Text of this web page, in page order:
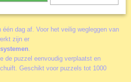
deksel met de afbeelding als voorbeeld
dag af. Voor het veilig wegleggen van
zijn er
.
de puzzel eenvoudig verplaatst en
Geschikt voor puzzels tot 1000